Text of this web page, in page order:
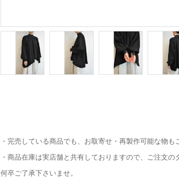
・完売している商品でも、お取寄せ・再製作可能な物
・商品在庫は実店舗と共有しておりますので、ご注文
何卒ご了承下さいませ。